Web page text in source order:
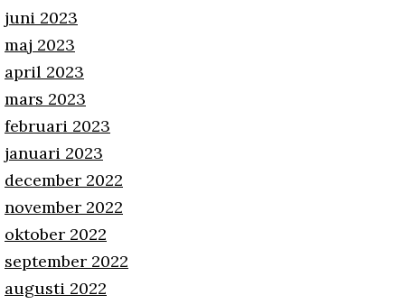
juni 2023
maj 2023
april 2023
mars 2023
februari 2023
januari 2023
december 2022
november 2022
oktober 2022
september 2022
augusti 2022